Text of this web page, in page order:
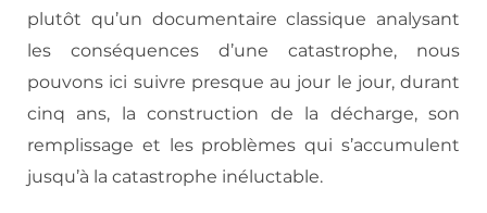
plutôt qu’un documentaire classique analysant
les conséquences d’une catastrophe, nous
pouvons ici suivre presque au jour le jour, durant
cinq ans, la construction de la décharge, son
remplissage et les problèmes qui s’accumulent
jusqu’à la catastrophe inéluctable.